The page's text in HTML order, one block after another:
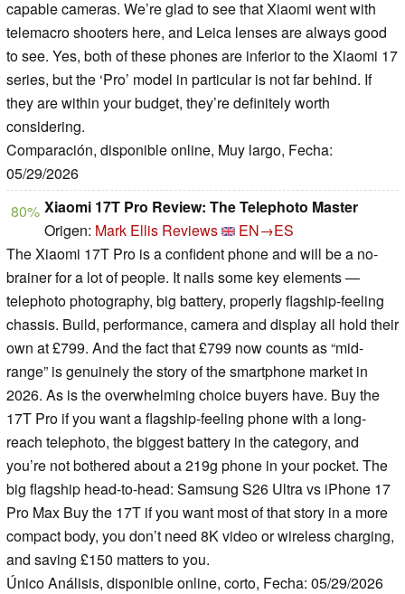
capable cameras. We’re glad to see that Xiaomi went with
telemacro shooters here, and Leica lenses are always good
to see. Yes, both of these phones are inferior to the Xiaomi 17
series, but the ‘Pro’ model in particular is not far behind. If
they are within your budget, they’re definitely worth
considering.
Comparación, disponible online, Muy largo, Fecha:
05/29/2026
80% Xiaomi 17T Pro Review: The Telephoto Master
Origen: Mark Ellis Reviews
EN→ES
The Xiaomi 17T Pro is a confident phone and will be a no-
brainer for a lot of people. It nails some key elements —
telephoto photography, big battery, properly flagship-feeling
chassis. Build, performance, camera and display all hold their
own at £799. And the fact that £799 now counts as “mid-
range” is genuinely the story of the smartphone market in
2026. As is the overwhelming choice buyers have. Buy the
17T Pro if you want a flagship-feeling phone with a long-
reach telephoto, the biggest battery in the category, and
you’re not bothered about a 219g phone in your pocket. The
big flagship head-to-head: Samsung S26 Ultra vs iPhone 17
Pro Max Buy the 17T if you want most of that story in a more
compact body, you don’t need 8K video or wireless charging,
and saving £150 matters to you.
Único Análisis, disponible online, corto, Fecha: 05/29/2026